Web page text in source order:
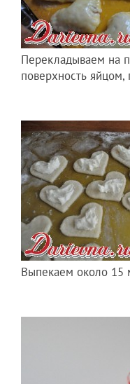
Перекладываем на
поверхность
Выпекаем около 15